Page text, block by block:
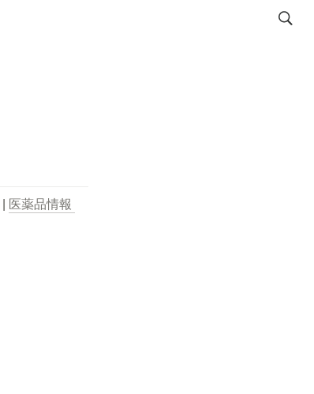
| 医薬品情報